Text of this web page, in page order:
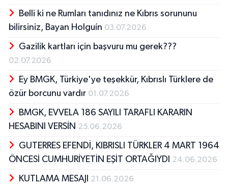
Belli ki ne Rumları tanıdınız ne Kıbrıs sorununu
bilirsiniz, Bayan Holguín 03.07.2026
Gazilik kartları için başvuru mu gerek???
02.07.2026
Ey BMGK, Türkiye'ye teşekkür, Kıbrıslı Türklere de
özür borcunu vardır 01.07.2026
BMGK, EVVELA 186 SAYILI TARAFLI KARARIN
HESABINI VERSİN 25.06.2026
GUTERRES EFENDİ, KIBRISLI TÜRKLER 4 MART 1964
ÖNCESİ CUMHURİYETİN EŞİT ORTAĞIYDI
24.06.2026
KUTLAMA MESAJI 21.06.2026